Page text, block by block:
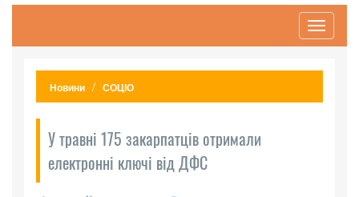
Toggle
Новини СОЦІО
У травні 175 закарпатців отримали
електронні ключі від ДФС